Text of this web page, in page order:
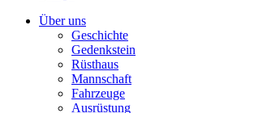
Über uns
Geschichte
Gedenkstein
Rüsthaus
Mannschaft
Fahrzeuge
Ausrüstung